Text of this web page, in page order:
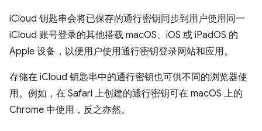
iCloud 钥匙串会将已保存的通行密钥同步到用户使用同一
iCloud 账号登录的其他搭载 macOS、iOS 或 iPadOS 的
Apple 设备，以便用户使用通行密钥登录网站和应用。
存储在 iCloud 钥匙串中的通行密钥也可供不同的浏览器使
用。例如，在 Safari 上创建的通行密钥可在 macOS 上的
Chrome 中使用，反之亦然。